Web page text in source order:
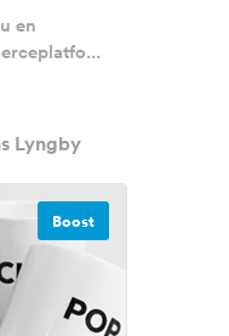
en
Lyngby
Boost